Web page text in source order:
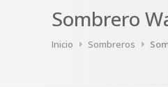
Sombrero
Inicio Sombreros